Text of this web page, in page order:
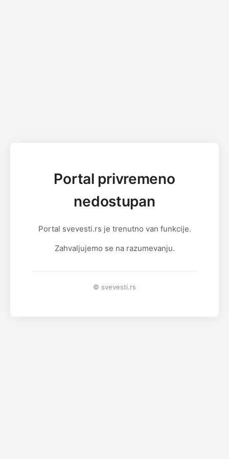
Portal privremeno
nedostupan
Portal svevesti.rs je trenutno van funkcije.
Zahvaljujemo se na razumevanju.
© svevesti.rs